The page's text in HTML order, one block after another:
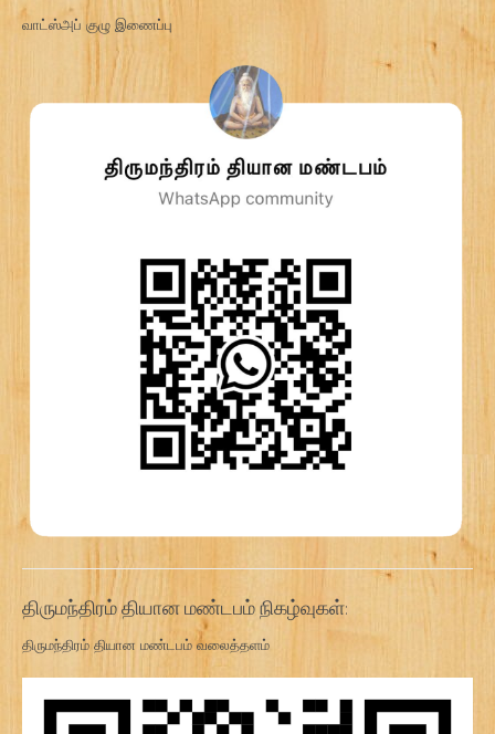
வாட்ஸ்அப் குழு இணைப்பு
திருமந்திரம் தியான மண்டபம் நிகழ்வுகள்:
திருமந்திரம் தியான மண்டபம் வலைத்தளம்